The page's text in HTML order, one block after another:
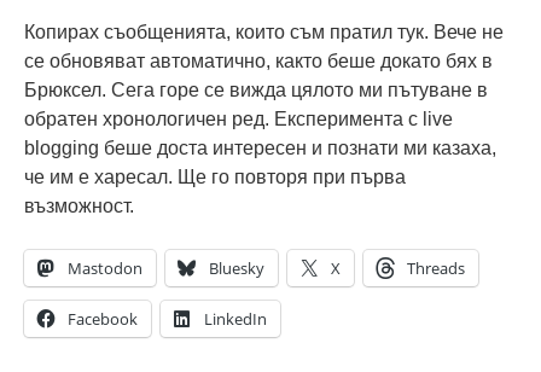
Копирах съобщенията, които съм пратил тук. Вече не
се обновяват автоматично, както беше докато бях в
Брюксел. Сега горе се вижда цялото ми пътуване в
обратен хронологичен ред. Експеримента с live
blogging беше доста интересен и познати ми казаха,
че им е харесал. Ще го повторя при първа
възможност.
Mastodon Bluesky X Threads
Facebook LinkedIn